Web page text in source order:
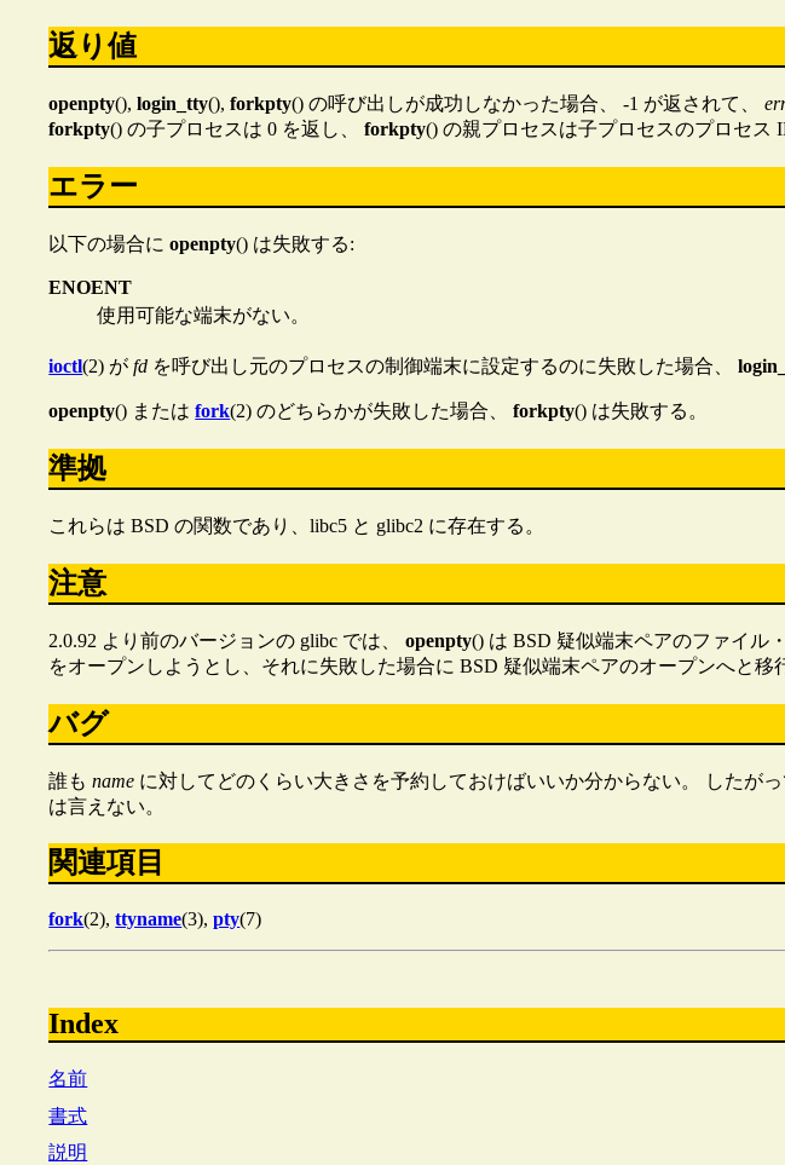
返り値
openpty(),login_tty(),forkpty() の呼び出しが成功しなかった場合、 -1 が返されて、
forkpty() の子プロセスは 0 を返し、forkpty() の親プロセスは子プロセスのプロセス
エラー
以下の場合にopenpty() は失敗する:
ENOENT
使用可能な端末がない。
ioctl(2) がfd を呼び出し元のプロセスの制御端末に設定するのに失敗した場合、
openpty() またはfork(2) のどちらかが失敗した場合、forkpty() は失敗する。
準拠
これらは BSD の関数であり、libc5 と glibc2 に存在する。
注意
2.0.92 より前のバージョンの glibc では、openpty() は BSD 疑似端末ペアのファイル
をオープンしようとし、それに失敗した場合に BSD 疑似端末ペアのオープンへと移
バグ
誰もname に対してどのくらい大きさを予約しておけばいいか分からない。 したが
は言えない。
関連項目
fork(2),ttyname(3),pty(7)
Index
名前
書式
説明